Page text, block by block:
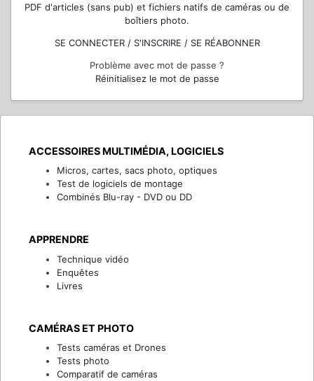
PDF d'articles (sans pub) et fichiers natifs de caméras ou de
boîtiers photo.
SE CONNECTER / S'INSCRIRE / SE RÉABONNER
Problème avec mot de passe ?
Réinitialisez le mot de passe
ACCESSOIRES MULTIMÉDIA, LOGICIELS
Micros, cartes, sacs photo, optiques
Test de logiciels de montage
Combinés Blu-ray - DVD ou DD
APPRENDRE
Technique vidéo
Enquêtes
Livres
CAMÉRAS ET PHOTO
Tests caméras et Drones
Tests photo
Comparatif de caméras